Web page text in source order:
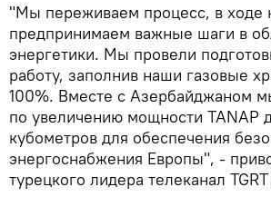
"Мы переживаем процесс, в ходе
предпринимаем важные шаги в
энергетики. Мы провели
работу, заполнив наши газовые
100%. Вместе с Азербайджаном
по увеличению мощности TANAP
кубометров для обеспечения
энергоснабжения Европы", -
турецкого лидера телеканал